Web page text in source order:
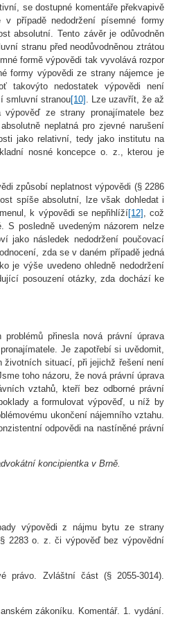
se dostupné komentáře překvapivě
v případě nedodržení písemné formy
absolutní. Tento závěr je odůvodněn
stranu před neodůvodněnou ztrátou
formě výpovědi tak vyvolává rozpor
formy výpovědi ze strany nájemce je
takovýto nedostatek výpovědi není
smluvní stranou[10] . Lze uzavřít, že až
ze strany pronajímatele bez
neplatná pro zjevné narušení
jako relativní, tedy jako institutu na
nosné koncepce o. z., kterou je
způsobí neplatnost výpovědi (§ 2286
spíše absolutní, lze však dohledat i
k výpovědi se nepřihlíží[12] , což
S posledně uvedeným názorem nelze
jako následek nedodržení poučovací
zda se v daném případě jedná
je výše uvedeno ohledně nedodržení
posouzení otázky, zda dochází ke
přinesla nová právní úprava
Je zapotřebí si uvědomit,
životních situací, při jejichž řešení není
toho názoru, že nová právní úprava
vztahů, kteří bez odborné právní
a formulovat výpověď, u níž by
ukončení nájemního vztahu.
odpovědi na nastíněné právní
koncipientka v Brně.
výpovědi z nájmu bytu ze strany
2283 o. z. či výpověď bez výpovědní
právo. Zvláštní část (§ 2055-3014).
zákoníku. Komentář. 1. vydání.